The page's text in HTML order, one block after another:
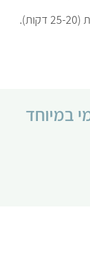
במיוחד